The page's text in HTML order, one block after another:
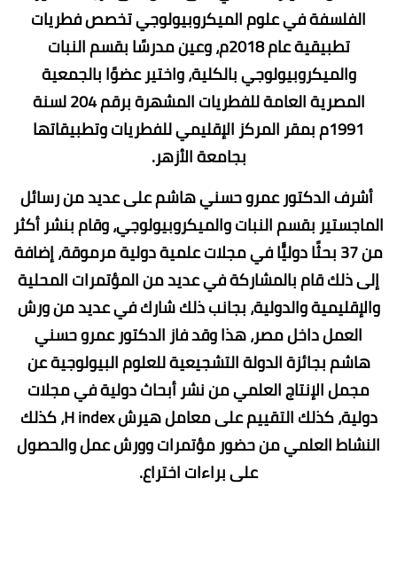
الفلسفة في علوم الميكروبيولوجي تخصص فطريات
تطبيقية عام 2018م، وعين مدرسًا بقسم النبات
والميكروبيولوجي بالكلية، واختير عضوًا بالجمعية
المصرية العامة للفطريات المشهرة برقم 204 لسنة
1991م بمقر المركز الإقليمي للفطريات وتطبيقاتها
بجامعة الأزهر.
أشرف الدكتور عمرو حسني هاشم على عديد من رسائل
الماجستير بقسم النبات والميكروبيولوجي، وقام بنشر أكثر
من 37 بحثًا دوليًّا في مجلات علمية دولية مرموقة، إضافة
إلى ذلك قام بالمشاركة في عديد من المؤتمرات المحلية
والإقليمية والدولية، بجانب ذلك شارك في عديد من ورش
العمل داخل مصر، هذا وقد فاز الدكتور عمرو حسني
هاشم بجائزة الدولة التشجيعية للعلوم البيولوجية عن
مجمل الإنتاج العلمي من نشر أبحاث دولية في مجلات
دولية، كذلك التقييم على معامل هيرش H index، كذلك
النشاط العلمي من حضور مؤتمرات وورش عمل والحصول
على براءات اختراع.